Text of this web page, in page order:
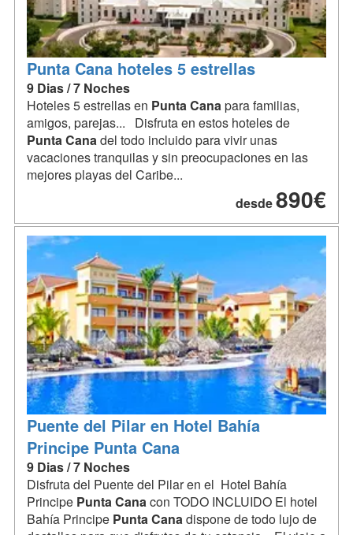
Punta Cana hoteles 5 estrellas
9 Dias / 7 Noches
Hoteles 5 estrellas en PuntaCanapara familias,
amigos, parejas... Disfruta en estos hoteles de
PuntaCanadel todo incluido para vivir unas
vacaciones tranquilas y sin preocupaciones en las
mejores playas del Caribe...
desde890€
Puente del Pilar en Hotel Bahía
Principe Punta Cana
9 Dias / 7 Noches
Disfruta del Puente del Pilar en el Hotel Bahía
Principe Punta Cana con TODO INCLUIDO El hotel
Bahía Principe Punta Cana dispone de todo lujo de